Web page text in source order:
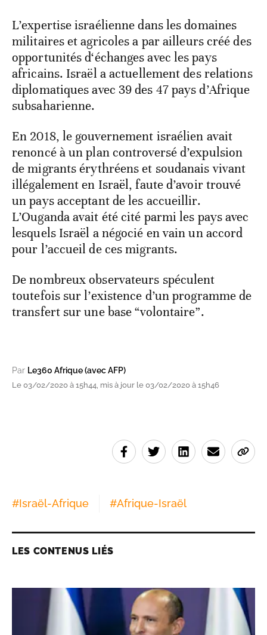
L’expertise israélienne dans les domaines
militaires et agricoles a par ailleurs créé des
opportunités d‘échanges avec les pays
africains. Israël a actuellement des relations
diplomatiques avec 39 des 47 pays d’Afrique
subsaharienne.
En 2018, le gouvernement israélien avait
renoncé à un plan controversé d’expulsion
de migrants érythréens et soudanais vivant
illégalement en Israël, faute d’avoir trouvé
un pays acceptant de les accueillir.
L’Ouganda avait été cité parmi les pays avec
lesquels Israël a négocié en vain un accord
pour l’accueil de ces migrants.
De nombreux observateurs spéculent
toutefois sur l’existence d’un programme de
transfert sur une base “volontaire”.
Par Le360 Afrique (avec AFP)
Le 03/02/2020 à 15h44, mis à jour le 03/02/2020 à 15h46
#Israël-Afrique #Afrique-Israël
LES CONTENUS LIÉS